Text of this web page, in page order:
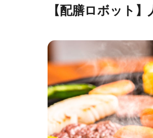
【配膳ロボット